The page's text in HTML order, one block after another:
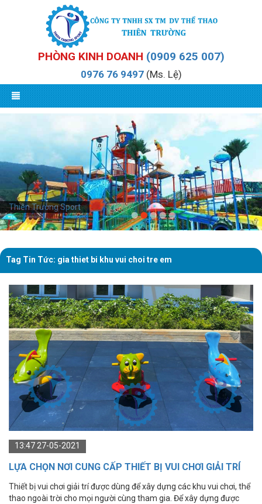
PHÒNG KINH DOANH (0909 625 007)
0976 76 9497(Ms. Lệ)
Thiên Trường Sport
Tag Tin Tức: gia thiet bi khu vui choi tre em
13:47 27-05-2021
LỰA CHỌN NƠI CUNG CẤP THIẾT BỊ VUI CHƠI GIẢI TRÍ
GIÁ RẺ, CHẤT LƯỢNG
Thiết bị vui chơi giải trí được dùng để xây dựng các khu vui chơi, thể
thao ngoài trời cho mọi người cùng tham gia. Để xây dựng được